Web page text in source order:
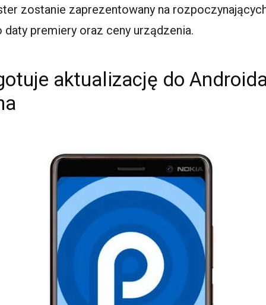
zostanie zaprezentowany na
premiery oraz ceny urządzenia.
aktualizację do